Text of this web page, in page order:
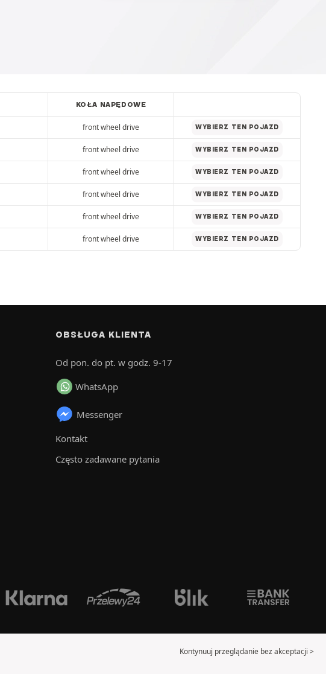
KOŁA NAPĘDOWE
front wheel drive WYBIERZ TEN POJAZD
front wheel drive WYBIERZ TEN POJAZD
front wheel drive WYBIERZ TEN POJAZD
front wheel drive WYBIERZ TEN POJAZD
front wheel drive WYBIERZ TEN POJAZD
front wheel drive WYBIERZ TEN POJAZD
OBSŁUGA KLIENTA
Od pon. do pt. w godz. 9-17
WhatsApp
Messenger
Kontakt
Często zadawane pytania
Kontynuuj przeglądanie bez akceptacji >